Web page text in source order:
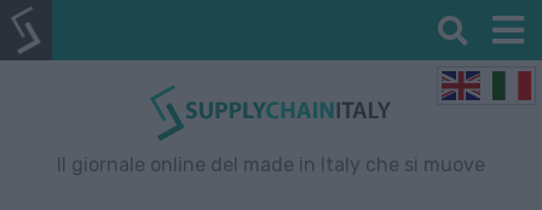
Il giornale online del made in Italy che si muove